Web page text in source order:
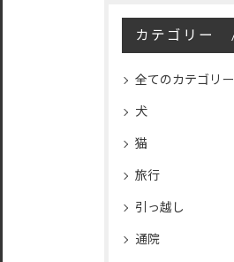
カテゴリー
全てのカテゴリー
犬
猫
旅行
引っ越し
通院